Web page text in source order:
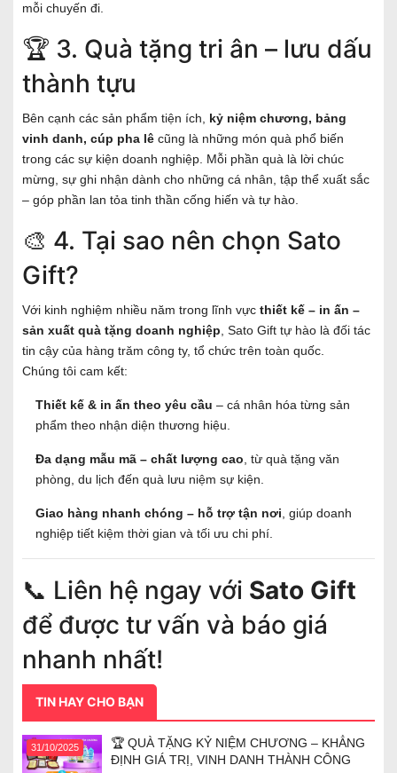
mỗi chuyến đi.
🏆 3. Quà tặng tri ân – lưu dấu
thành tựu
Bên cạnh các sản phẩm tiện ích, kỷ niệm chương, bảng
vinh danh, cúp pha lê cũng là những món quà phổ biến
trong các sự kiện doanh nghiệp. Mỗi phần quà là lời chúc
mừng, sự ghi nhận dành cho những cá nhân, tập thể xuất sắc
– góp phần lan tỏa tinh thần cống hiến và tự hào.
🎨 4. Tại sao nên chọn Sato
Gift?
Với kinh nghiệm nhiều năm trong lĩnh vực thiết kế – in ấn –
sản xuất quà tặng doanh nghiệp, Sato Gift tự hào là đối tác
tin cậy của hàng trăm công ty, tổ chức trên toàn quốc.
Chúng tôi cam kết:
Thiết kế & in ấn theo yêu cầu – cá nhân hóa từng sản
phẩm theo nhận diện thương hiệu.
Đa dạng mẫu mã – chất lượng cao, từ quà tặng văn
phòng, du lịch đến quà lưu niệm sự kiện.
Giao hàng nhanh chóng – hỗ trợ tận nơi, giúp doanh
nghiệp tiết kiệm thời gian và tối ưu chi phí.
📞 Liên hệ ngay với Sato Gift
để được tư vấn và báo giá
nhanh nhất!
TIN HAY CHO BẠN
31/10/2025
🏆 QUÀ TẶNG KỶ NIỆM CHƯƠNG – KHẲNG
ĐỊNH GIÁ TRỊ, VINH DANH THÀNH CÔNG